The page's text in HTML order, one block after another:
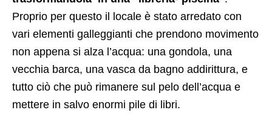
Proprio per questo il locale è stato arredato con
vari elementi galleggianti che prendono movimento
non appena si alza l’acqua: una gondola, una
vecchia barca, una vasca da bagno addirittura, e
tutto ciò che può rimanere sul pelo dell’acqua e
mettere in salvo enormi pile di libri.